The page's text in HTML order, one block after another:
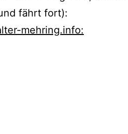
fährt fort):
mehring.info: